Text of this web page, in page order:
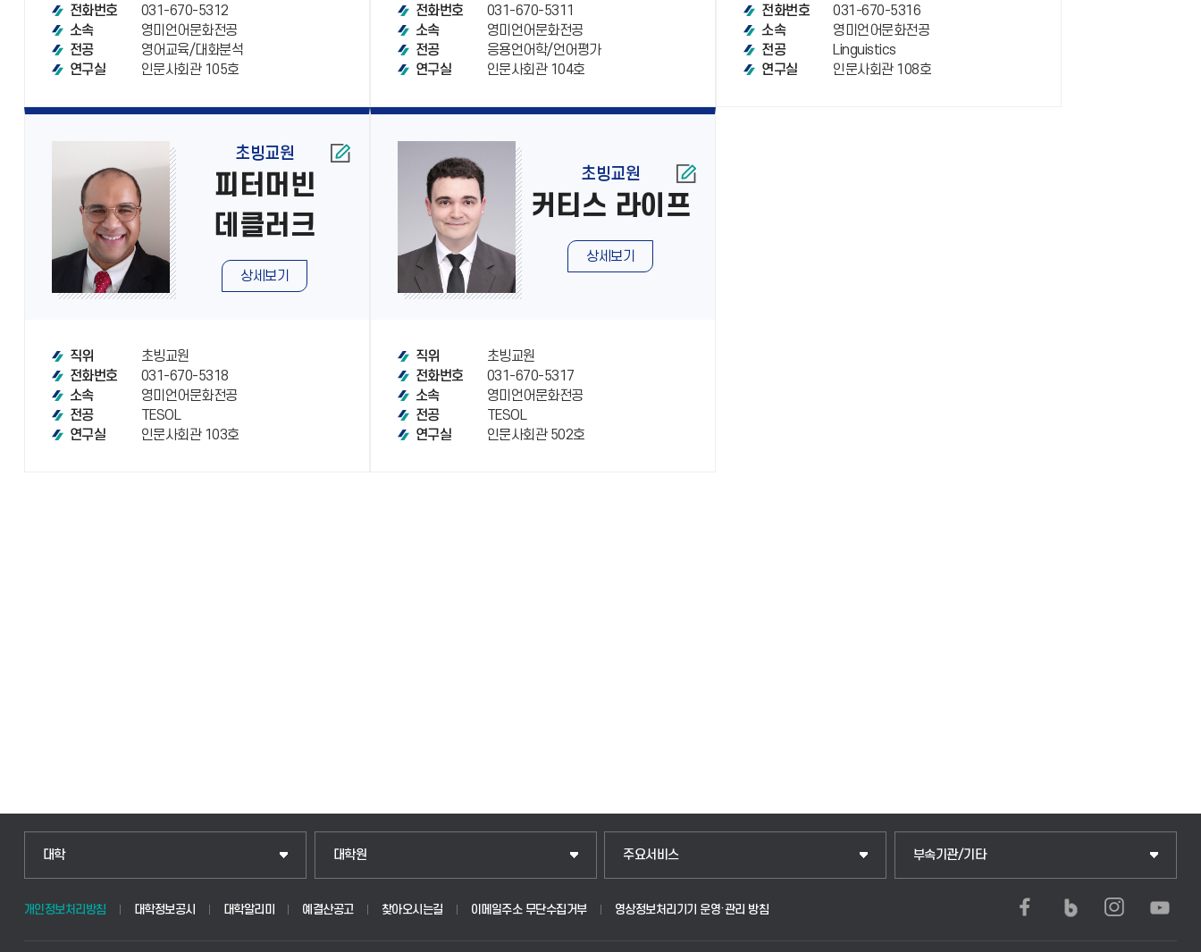
전화번호
031-670-5312
소속
영미언어문화전공
전공
영어교육/대화분석
연구실
인문사회관 105호
전화번호
031-670-5311
소속
영미언어문화전공
전공
응용언어학/언어평가
연구실
인문사회관 104호
전화번호
031-670-5316
소속
영미언어문화전공
전공
Linguistics
연구실
인문사회관 108호
초빙교원
피터머빈
데클러크
상세보기
직위
초빙교원
전화번호
031-670-5318
소속
영미언어문화전공
전공
TESOL
연구실
인문사회관 103호
초빙교원
커티스 라이프
상세보기
직위
초빙교원
전화번호
031-670-5317
소속
영미언어문화전공
전공
TESOL
연구실
인문사회관 502호
대학
인문융합공공인재학부
법경영학부
대학원
일반대학원
산업대학원
주요서비스
입학안내
웹메일
부속기관/기타
중앙도서관
개인정보처리방침 대학정보공시 대학알리미 예결산공고 찾아오시는길 이메일주소 무단수집거부 영상정보처리기기 운영·관리 방침